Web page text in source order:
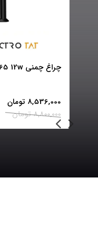
چراغ چمنی SH-1265 12w شعاع
8,536,000 تومان
8,800,000 تومان